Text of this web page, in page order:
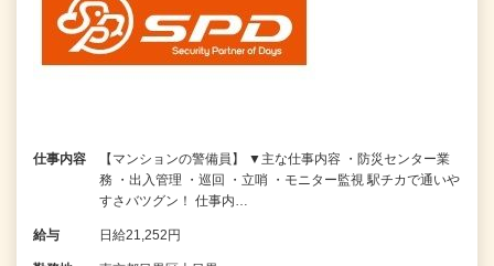
仕事内容
【マンションの警備員】 ▼主な仕事内容 ・防災センター業
務 ・出入管理 ・巡回 ・立哨 ・モニター監視 駅チカで通いや
すさバツグン！ 仕事内…
給与 日給21,252円